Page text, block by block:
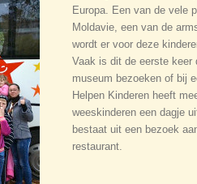
Europa. Een van de vele
Moldavie, een van de
wordt er voor deze
Vaak is dit de eerste keer
museum bezoeken of bij
Helpen Kinderen heeft
weeskinderen een dagje
bestaat uit een bezoek
restaurant.